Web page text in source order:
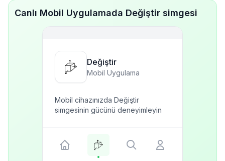
Canlı Mobil Uygulamada Değiştir simgesi
Değiştir
Mobil Uygulama
Mobil cihazınızda Değiştir
simgesinin gücünü deneyimleyin